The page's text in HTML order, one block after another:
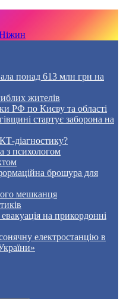
понад 613 млн грн на
жителів
РФ по Києву та області
стартує заборона на
діагностику?
з психологом
брошура для
мешканця
на прикордонні
електростанцію в